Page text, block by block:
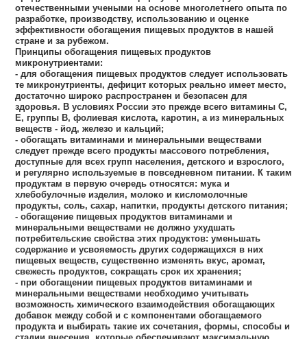
отечественными учеными на основе многолетнего опыта по
разработке, производству, использованию и оценке
эффективности обогащения пищевых продуктов в нашей
стране и за рубежом.
Принципы обогащения пищевых продуктов
микронутриентами:
- для обогащения пищевых продуктов следует использовать
те микронутриенты, дефицит которых реально имеет место,
достаточно широко распространен и безопасен для
здоровья. В условиях России это прежде всего витамины С,
Е, группы В, фолиевая кислота, каротин, а из минеральных
веществ - йод, железо и кальций;
- обогащать витаминами и минеральными веществами
следует прежде всего продукты массового потребления,
доступные для всех групп населения, детского и взрослого,
и регулярно используемые в повседневном питании. К таким
продуктам в первую очередь относятся: мука и
хлебобулочные изделия, молоко и кисломолочные
продукты, соль, сахар, напитки, продукты детского питания;
- обогащение пищевых продуктов витаминами и
минеральными веществами не должно ухудшать
потребительские свойства этих продуктов: уменьшать
содержание и усвояемость других содержащихся в них
пищевых веществ, существенно изменять вкус, аромат,
свежесть продуктов, сокращать срок их хранения;
- при обогащении пищевых продуктов витаминами и
минеральными веществами необходимо учитывать
возможность химического взаимодействия обогащающих
добавок между собой и с компонентами обогащаемого
продукта и выбирать такие их сочетания, формы, способы и